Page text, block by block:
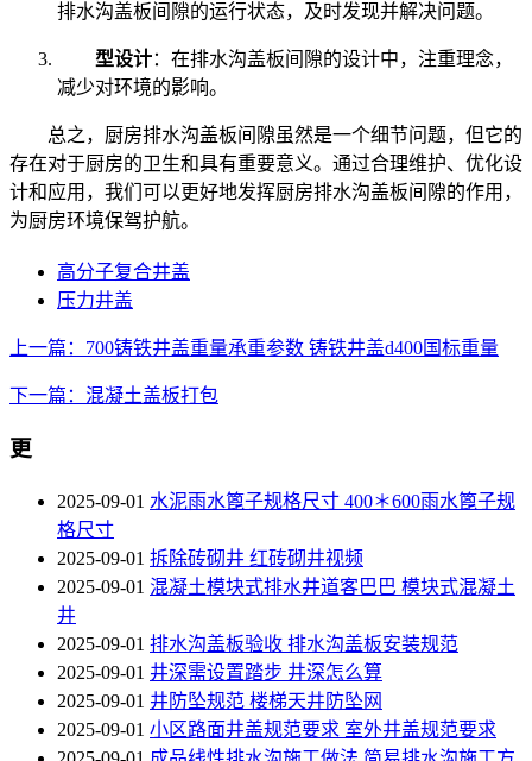
排水沟盖板间隙的运行状态，及时发现并解决问题。
型设计：在排水沟盖板间隙的设计中，注重理念，
减少对环境的影响。
总之，厨房排水沟盖板间隙虽然是一个细节问题，但它的
存在对于厨房的卫生和具有重要意义。通过合理维护、优化设
计和应用，我们可以更好地发挥厨房排水沟盖板间隙的作用，
为厨房环境保驾护航。
高分子复合井盖
压力井盖
上一篇：700铸铁井盖重量承重参数 铸铁井盖d400国标重量
下一篇：混凝土盖板打包
更
2025-09-01 水泥雨水篦子规格尺寸 400＊600雨水篦子规
格尺寸
2025-09-01 拆除砖砌井 红砖砌井视频
2025-09-01 混凝土模块式排水井道客巴巴 模块式混凝土
井
2025-09-01 排水沟盖板验收 排水沟盖板安装规范
2025-09-01 井深需设置踏步 井深怎么算
2025-09-01 井防坠规范 楼梯天井防坠网
2025-09-01 小区路面井盖规范要求 室外井盖规范要求